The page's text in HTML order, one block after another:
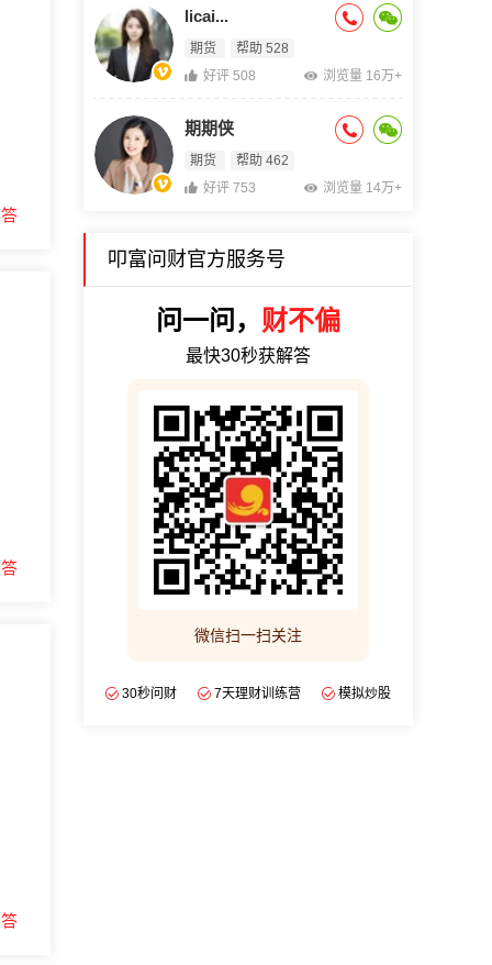
licai...
期货
帮助 528
好评 508
浏览量 16万+
期期侠
期货
帮助 462
好评 753
浏览量 14万+
叩富问财官方服务号
问一问， 财不偏
最快30秒获解答
微信扫一扫关注
30秒问财 7天理财训练营 模拟炒股